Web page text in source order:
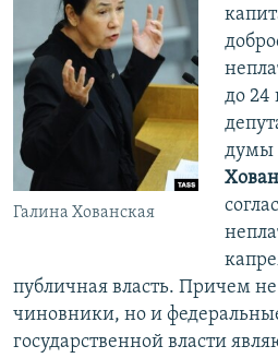
Галина Хованская
до 24
думы
публичная власть. Причем
чиновники, но и
государственной власти